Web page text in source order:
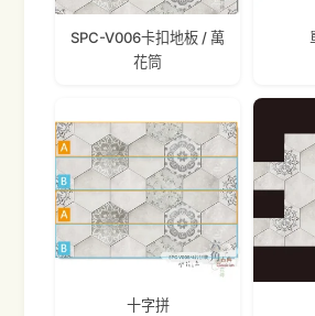
SPC-V006卡扣地板 / 萬
花筒
十字拼